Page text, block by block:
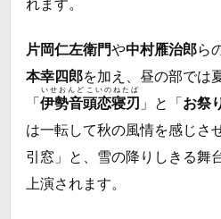
片岡仁左衛門や中村雁治郎ら
本幸四郎を加え、昼の部では
「伊勢音頭恋寝刃
いせおんどこいのねたば
」と「お祭
は一転して秋の風情を感じさ
引窓」と、雪の降りしきる舞
上演されます。